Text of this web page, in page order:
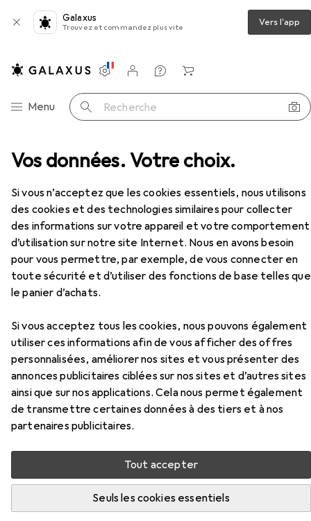
Vos données. Votre choix.
Si vous n’acceptez que les cookies essentiels, nous utilisons
des cookies et des technologies similaires pour collecter
des informations sur votre appareil et votre comportement
d’utilisation sur notre site Internet. Nous en avons besoin
pour vous permettre, par exemple, de vous connecter en
toute sécurité et d’utiliser des fonctions de base telles que
le panier d’achats.
Si vous acceptez tous les cookies, nous pouvons également
utiliser ces informations afin de vous afficher des offres
personnalisées, améliorer nos sites et vous présenter des
annonces publicitaires ciblées sur nos sites et d’autres sites
ainsi que sur nos applications. Cela nous permet également
de transmettre certaines données à des tiers et à nos
partenaires publicitaires.
Tout accepter
Seuls les cookies essentiels
Galaxus
Trouvez et commandez plus vite Vers l'app
Navigation par catégorie
Menu Recherche
Paramètres
Compte client
Listes de comparaison
Listes d'envies
Panier
: accessoires Sombo Mélangeur de cartes
EUR
17,70
Sombo Mélangeur de cartes
Mélangeur de cartes
Ici, vous trouverez des accessoires compatibles avec le
produit Sombo Mélangeur de cartes de la catégorie
Batteries + piles.
Pertinence
Liste des produits
REMISE QUANTITATIVE